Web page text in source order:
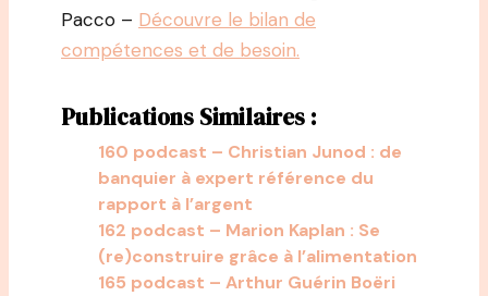
Pacco – Découvre le bilan de
compétences et de besoin.
Publications Similaires :
160 podcast – Christian Junod : de
banquier à expert référence du
rapport à l’argent
162 podcast – Marion Kaplan : Se
(re)construire grâce à l’alimentation
165 podcast – Arthur Guérin Boëri